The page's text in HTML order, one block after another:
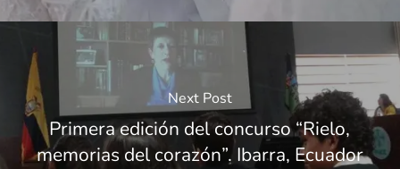
Next Post
Primera edición del concurso “Rielo,
memorias del corazón”. Ibarra, Ecuador